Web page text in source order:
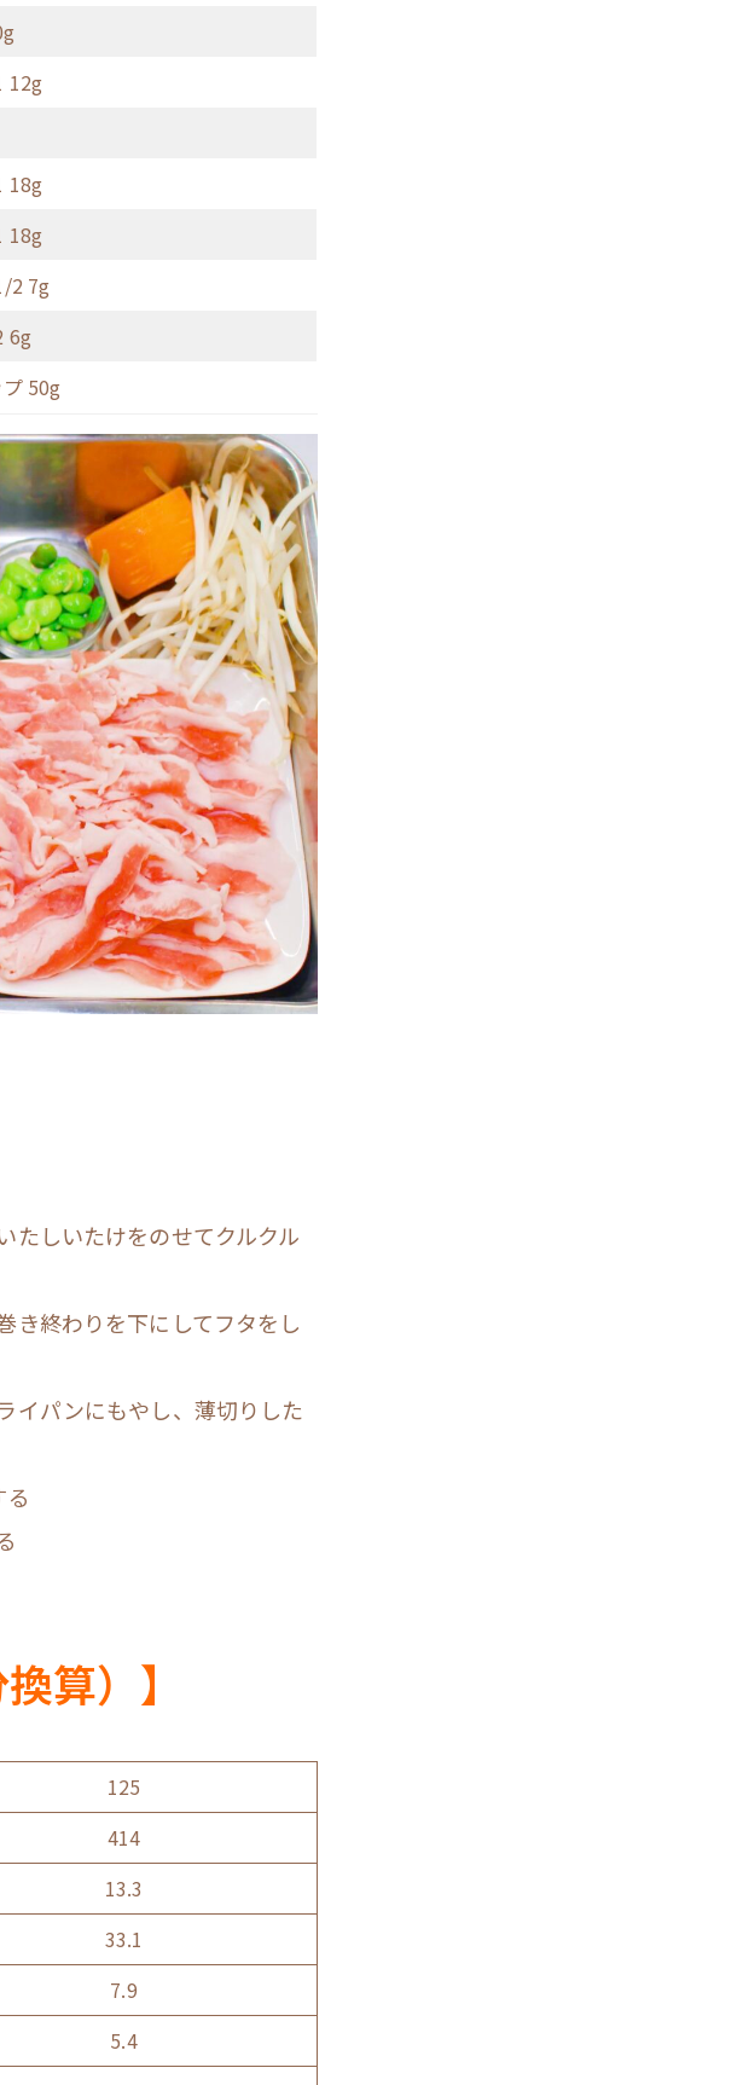
12g
18g
18g
2 7g
6g
50g
たしいたけをのせてクルクル
き終わりを下にしてフタをし
イパンにもやし、薄切りした
算）】
125
414
13.3
33.1
7.9
5.4